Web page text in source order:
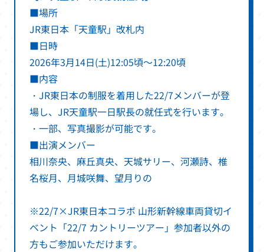
■場所
JR東日本「天童駅」改札内
■日時
2026年3月14日(土)12:05頃～12:20頃
■内容
・JR東日本の制服を着用した22/7メンバーが登
場し、JR天童駅一日駅長の就任式を行います。
・一部、写真撮影が可能です。
■出演メンバー
相川奈央、麻丘真央、天城サリー、河瀬詩、椎
名桜月、月城咲舞、望月りの
※22/7×JR東日本コラボ 山形新幹線車両貸切イ
ベント「22/7 カントリーツアー」参加者以外の
方もご参加いただけます。